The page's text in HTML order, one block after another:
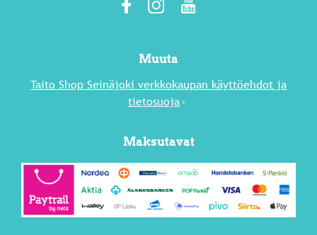
Muuta
Taito Shop Seinäjoki verkkokaupan käyttöehdot ja
tietosuoja
Maksutavat